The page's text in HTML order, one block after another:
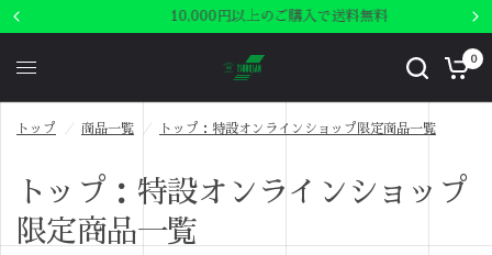
10,000円以上のご購入で送料無料
0
トップ / 商品一覧 / トップ：特設オンラインショップ限定商品一覧
トップ：特設オンラインショップ
限定商品一覧